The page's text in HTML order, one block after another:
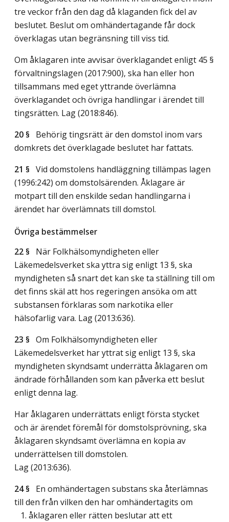
tre veckor från den dag då klaganden fick del av
beslutet. Beslut om omhändertagande får dock
överklagas utan begränsning till viss tid.
Om åklagaren inte avvisar överklagandet enligt 45 §
förvaltningslagen (2017:900), ska han eller hon
tillsammans med eget yttrande överlämna
överklagandet och övriga handlingar i ärendet till
tingsrätten. Lag (2018:846).
20 § Behörig tingsrätt är den domstol inom vars
domkrets det överklagade beslutet har fattats.
21 § Vid domstolens handläggning tillämpas lagen
(1996:242) om domstolsärenden. Åklagare är
motpart till den enskilde sedan handlingarna i
ärendet har överlämnats till domstol.
Övriga bestämmelser
22 § När Folkhälsomyndigheten eller
Läkemedelsverket ska yttra sig enligt 13 §, ska
myndigheten så snart det kan ske ta ställning till om
det finns skäl att hos regeringen ansöka om att
substansen förklaras som narkotika eller
hälsofarlig vara. Lag (2013:636).
23 § Om Folkhälsomyndigheten eller
Läkemedelsverket har yttrat sig enligt 13 §, ska
myndigheten skyndsamt underrätta åklagaren om
ändrade förhållanden som kan påverka ett beslut
enligt denna lag.
Har åklagaren underrättats enligt första stycket
och är ärendet föremål för domstolsprövning, ska
åklagaren skyndsamt överlämna en kopia av
underrättelsen till domstolen.
Lag (2013:636).
24 § En omhändertagen substans ska återlämnas
till den från vilken den har omhändertagits om
1. åklagaren eller rätten beslutar att ett